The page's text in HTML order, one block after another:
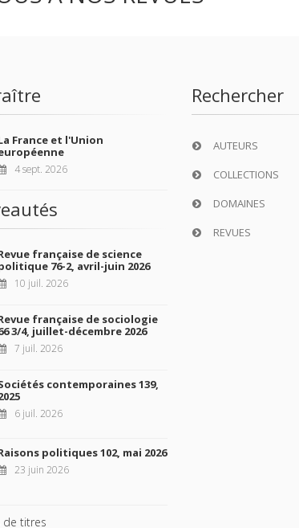
France et l'Union
4 sept. 2026
française de science
76-2, avril-juin 2026
10 juil. 2026
française de sociologie
3/4, juillet-décembre 2026
7 juil. 2026
contemporaines 139,
6 juil. 2026
politiques 102, mai 2026
23 juin 2026
de titres
Rechercher
AUTEURS
COLLECTIONS
DOMAINES
REVUES